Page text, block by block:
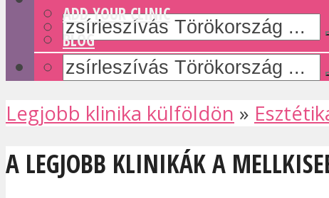
ADD YOUR CLINIC
BLOG
Legjobb klinika külföldön »
A LEGJOBB KLINIKÁK A